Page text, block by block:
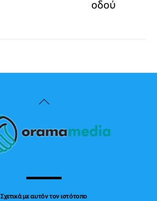
οδού
Back
Top
Σχετικά με αυτόν τον ιστότοπο